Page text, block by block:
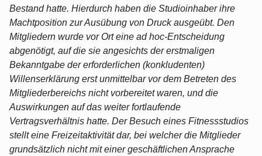
Bestand hatte. Hierdurch haben die Studioinhaber ihre
Machtposition zur Ausübung von Druck ausgeübt. Den
Mitgliedern wurde vor Ort eine ad hoc-Entscheidung
abgenötigt, auf die sie angesichts der erstmaligen
Bekanntgabe der erforderlichen (konkludenten)
Willenserklärung erst unmittelbar vor dem Betreten des
Mitgliederbereichs nicht vorbereitet waren, und die
Auswirkungen auf das weiter fortlaufende
Vertragsverhältnis hatte. Der Besuch eines Fitnessstudios
stellt eine Freizeitaktivität dar, bei welcher die Mitglieder
grundsätzlich nicht mit einer geschäftlichen Ansprache